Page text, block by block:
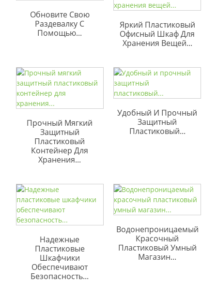
Обновите Свою
Раздевалку С
Помощью...
Яркий Пластиковый
Офисный Шкаф Для
Хранения Вещей...
Прочный Мягкий
Защитный
Пластиковый
Контейнер Для
Хранения...
Удобный И Прочный
Защитный
Пластиковый...
Надежные
Пластиковые
Шкафчики
Обеспечивают
Безопасность...
Водонепроницаемый
Красочный
Пластиковый Умный
Магазин...